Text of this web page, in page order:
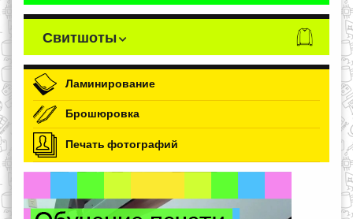
Свитшоты
Ламинирование
Брошюровка
Печать фотографий